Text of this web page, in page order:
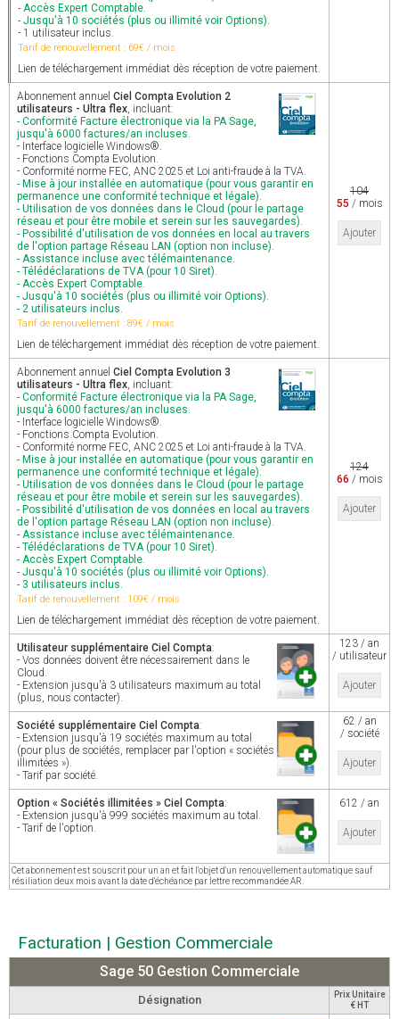
- Accès Expert Comptable.
- Jusqu'à 10 sociétés (plus ou illimité voir Options).
- 1 utilisateur inclus.
Tarif de renouvellement : 69€ / mois
Lien de téléchargement immédiat dès réception de votre paiement.
Abonnement annuel Ciel Compta Evolution 2
utilisateurs - Ultra flex, incluant:
- Conformité Facture électronique via la PA Sage,
jusqu'à 6000 factures/an incluses.
- Interface logicielle Windows®.
- Fonctions Compta Evolution.
- Conformité norme FEC, ANC 2025 et Loi anti-fraude à la TVA.
- Mise à jour installée en automatique (pour vous garantir en
permanence une conformité technique et légale).
- Utilisation de vos données dans le Cloud (pour le partage
réseau et pour être mobile et serein sur les sauvegardes).
- Possibilité d'utilisation de vos données en local au travers
de l'option partage Réseau LAN (option non incluse).
- Assistance incluse avec télémaintenance.
- Télédéclarations de TVA (pour 10 Siret).
- Accès Expert Comptable.
- Jusqu'à 10 sociétés (plus ou illimité voir Options).
- 2 utilisateurs inclus.
Tarif de renouvellement : 89€ / mois
Lien de téléchargement immédiat dès réception de votre paiement.
104
55 / mois
Ajouter
Abonnement annuel Ciel Compta Evolution 3
utilisateurs - Ultra flex, incluant:
- Conformité Facture électronique via la PA Sage,
jusqu'à 6000 factures/an incluses.
- Interface logicielle Windows®.
- Fonctions Compta Evolution.
- Conformité norme FEC, ANC 2025 et Loi anti-fraude à la TVA.
- Mise à jour installée en automatique (pour vous garantir en
permanence une conformité technique et légale).
- Utilisation de vos données dans le Cloud (pour le partage
réseau et pour être mobile et serein sur les sauvegardes).
- Possibilité d'utilisation de vos données en local au travers
de l'option partage Réseau LAN (option non incluse).
- Assistance incluse avec télémaintenance.
- Télédéclarations de TVA (pour 10 Siret).
- Accès Expert Comptable.
- Jusqu'à 10 sociétés (plus ou illimité voir Options).
- 3 utilisateurs inclus.
Tarif de renouvellement : 109€ / mois
Lien de téléchargement immédiat dès réception de votre paiement.
124
66 / mois
Ajouter
Utilisateur supplémentaire Ciel Compta:
- Vos données doivent être nécessairement dans le
Cloud.
- Extension jusqu'à 3 utilisateurs maximum au total
(plus, nous contacter).
123 / an
/ utilisateur
Ajouter
Société supplémentaire Ciel Compta:
- Extension jusqu'à 19 sociétés maximum au total
(pour plus de sociétés, remplacer par l'option « sociétés
illimitées »).
- Tarif par société.
62 / an
/ société
Ajouter
Option « Sociétés illimitées » Ciel Compta:
- Extension jusqu'à 999 sociétés maximum au total.
- Tarif de l'option.
612 / an
Ajouter
Cet abonnement est souscrit pour un an et fait l'objet d'un renouvellement automatique sauf
résiliation deux mois avant la date d'échéance par lettre recommandée AR.
Facturation | Gestion Commerciale
Sage 50 Gestion Commerciale
Désignation
Prix Unitaire
€ HT